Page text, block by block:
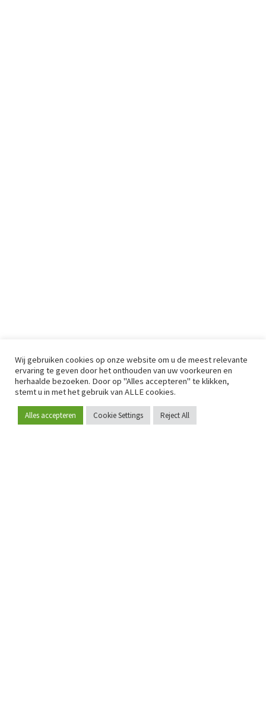
Word lid
Wij gebruiken cookies op onze website om u de meest relevante
ervaring te geven door het onthouden van uw voorkeuren en
herhaalde bezoeken. Door op "Alles accepteren" te klikken,
stemt u in met het gebruik van ALLE cookies.
Alles accepteren Cookie Settings Reject All